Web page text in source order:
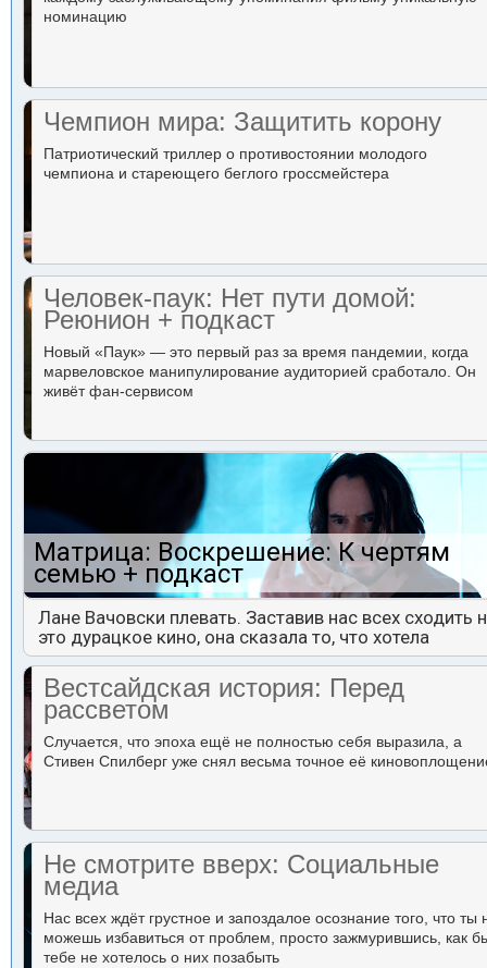
номинацию
Чемпион мира: Защитить корону
Патриотический триллер о противостоянии молодого
чемпиона и стареющего беглого гроссмейстера
Человек-паук: Нет пути домой:
Реюнион + подкаст
Новый «Паук» — это первый раз за время пандемии, когда
марвеловское манипулирование аудиторией сработало. Он
живёт фан-сервисом
Матрица: Воскрешение: К чертям
семью + подкаст
Лане Вачовски плевать. Заставив нас всех сходить
это дурацкое кино, она сказала то, что хотела
Вестсайдская история: Перед
рассветом
Случается, что эпоха ещё не полностью себя выразила, а
Стивен Спилберг уже снял весьма точное её
Не смотрите вверх: Социальные
медиа
Нас всех ждёт грустное и запоздалое осознание того, что ты
можешь избавиться от проблем, просто зажмурившись, как
тебе не хотелось о них позабыть